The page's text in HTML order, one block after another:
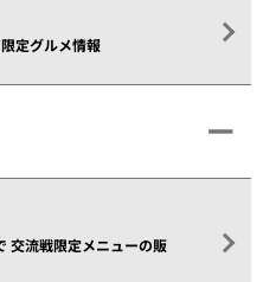
定グルメ情報
交流戦限定メニューの販